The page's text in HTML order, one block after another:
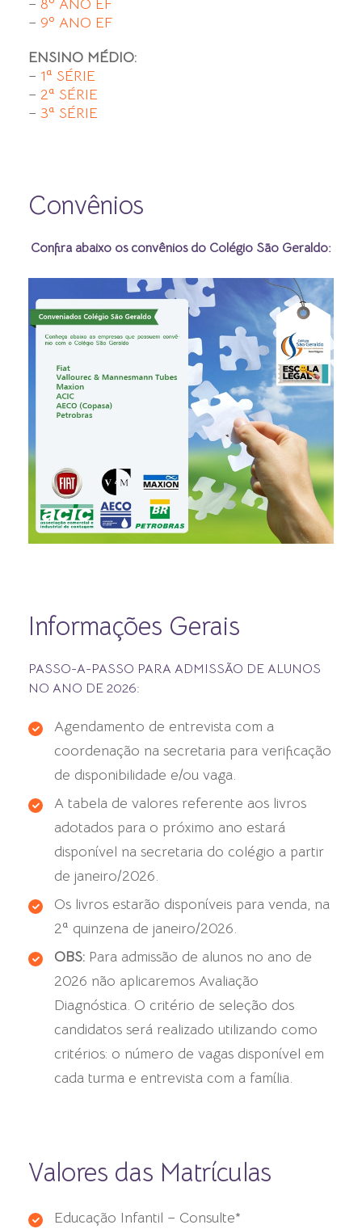
– 8º ANO EF
– 9º ANO EF
ENSINO MÉDIO:
– 1ª SÉRIE
– 2ª SÉRIE
– 3ª SÉRIE
Convênios
Confira abaixo os convênios do Colégio São Geraldo:
Informações Gerais
PASSO-A-PASSO PARA ADMISSÃO DE ALUNOS
NO ANO DE 2026:
Agendamento de entrevista com a
coordenação na secretaria para verificação
de disponibilidade e/ou vaga.
A tabela de valores referente aos livros
adotados para o próximo ano estará
disponível na secretaria do colégio a partir
de janeiro/2026.
Os livros estarão disponíveis para venda, na
2ª quinzena de janeiro/2026.
OBS: Para admissão de alunos no ano de
2026 não aplicaremos Avaliação
Diagnóstica. O critério de seleção dos
candidatos será realizado utilizando como
critérios: o número de vagas disponível em
cada turma e entrevista com a família.
Valores das Matrículas
Educação Infantil – Consulte*